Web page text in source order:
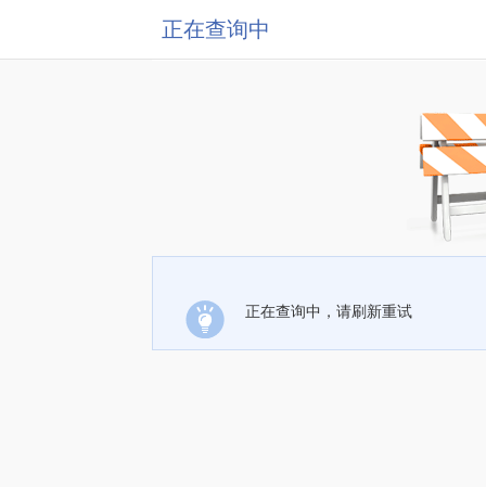
正在查询中
正在查询中，请刷新重试